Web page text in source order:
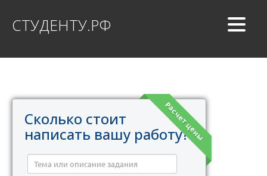
СТУДЕНТУ.РФ
Расчет цены
Сколько стоит
написать вашу работу?